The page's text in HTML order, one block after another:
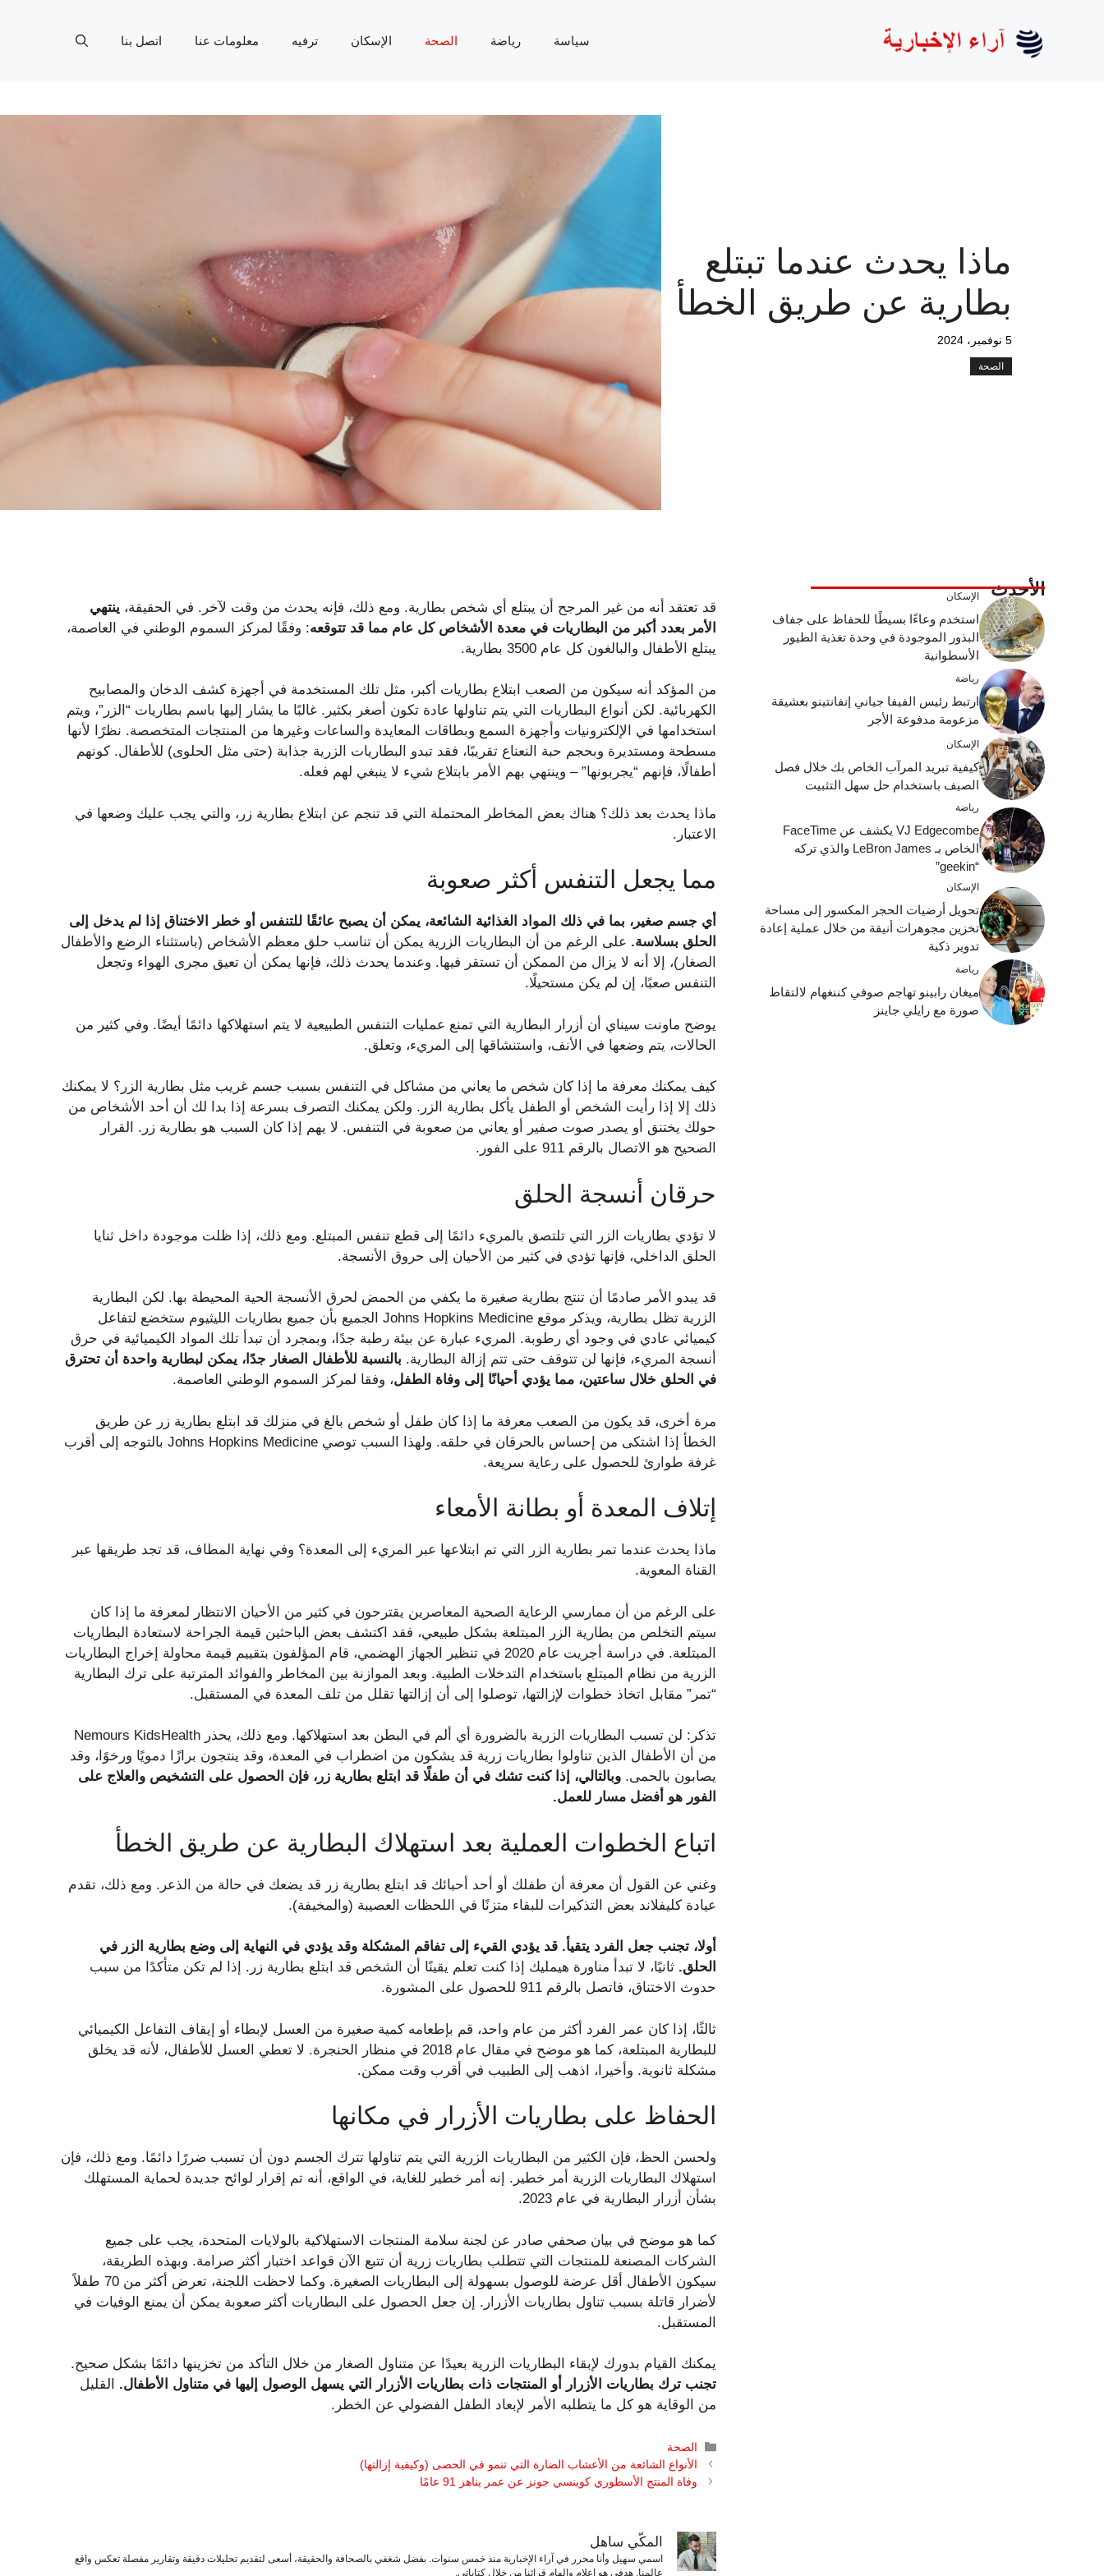
سياسة رياضة الصحة الإسكان ترفيه معلومات عنا اتصل بنا
ماذا يحدث عندما تبتلع
بطارية عن طريق الخطأ
5 نوفمبر، 2024
الصحة
قد تعتقد أنه من غير المرجح أن يبتلع أي شخص بطارية. ومع ذلك، فإنه يحدث من وقت لآخر. في الحقيقة، ينتهي
الأمر بعدد أكبر من البطاريات في معدة الأشخاص كل عام مما قد تتوقعه: وفقًا لمركز السموم الوطني في العاصمة،
يبتلع الأطفال والبالغون كل عام 3500 بطارية.
من المؤكد أنه سيكون من الصعب ابتلاع بطاريات أكبر، مثل تلك المستخدمة في أجهزة كشف الدخان والمصابيح
الكهربائية. لكن أنواع البطاريات التي يتم تناولها عادة تكون أصغر بكثير. غالبًا ما يشار إليها باسم بطاريات “الزر”، ويتم
استخدامها في الإلكترونيات وأجهزة السمع وبطاقات المعايدة والساعات وغيرها من المنتجات المتخصصة. نظرًا لأنها
مسطحة ومستديرة وبحجم حبة النعناع تقريبًا، فقد تبدو البطاريات الزرية جذابة (حتى مثل الحلوى) للأطفال. كونهم
أطفالًا، فإنهم “يجربونها” – وينتهي بهم الأمر بابتلاع شيء لا ينبغي لهم فعله.
ماذا يحدث بعد ذلك؟ هناك بعض المخاطر المحتملة التي قد تنجم عن ابتلاع بطارية زر، والتي يجب عليك وضعها في
الاعتبار.
مما يجعل التنفس أكثر صعوبة
أي جسم صغير، بما في ذلك المواد الغذائية الشائعة، يمكن أن يصبح عائقًا للتنفس أو خطر الاختناق إذا لم يدخل إلى
الحلق بسلاسة. على الرغم من أن البطاريات الزرية يمكن أن تناسب حلق معظم الأشخاص (باستثناء الرضع والأطفال
الصغار)، إلا أنه لا يزال من الممكن أن تستقر فيها. وعندما يحدث ذلك، فإنها يمكن أن تعيق مجرى الهواء وتجعل
التنفس صعبًا، إن لم يكن مستحيلًا.
يوضح ماونت سيناي أن أزرار البطارية التي تمنع عمليات التنفس الطبيعية لا يتم استهلاكها دائمًا أيضًا. وفي كثير من
الحالات، يتم وضعها في الأنف، واستنشاقها إلى المريء، وتعلق.
كيف يمكنك معرفة ما إذا كان شخص ما يعاني من مشاكل في التنفس بسبب جسم غريب مثل بطارية الزر؟ لا يمكنك
ذلك إلا إذا رأيت الشخص أو الطفل يأكل بطارية الزر. ولكن يمكنك التصرف بسرعة إذا بدا لك أن أحد الأشخاص من
حولك يختنق أو يصدر صوت صفير أو يعاني من صعوبة في التنفس. لا يهم إذا كان السبب هو بطارية زر. القرار
الصحيح هو الاتصال بالرقم 911 على الفور.
حرقان أنسجة الحلق
لا تؤدي بطاريات الزر التي تلتصق بالمريء دائمًا إلى قطع تنفس المبتلع. ومع ذلك، إذا ظلت موجودة داخل ثنايا
الحلق الداخلي، فإنها تؤدي في كثير من الأحيان إلى حروق الأنسجة.
قد يبدو الأمر صادمًا أن تنتج بطارية صغيرة ما يكفي من الحمض لحرق الأنسجة الحية المحيطة بها. لكن البطارية
الزرية تظل بطارية، ويذكر موقع Johns Hopkins Medicine الجميع بأن جميع بطاريات الليثيوم ستخضع لتفاعل
كيميائي عادي في وجود أي رطوبة. المريء عبارة عن بيئة رطبة جدًا، وبمجرد أن تبدأ تلك المواد الكيميائية في حرق
أنسجة المريء، فإنها لن تتوقف حتى تتم إزالة البطارية. بالنسبة للأطفال الصغار جدًا، يمكن لبطارية واحدة أن تحترق
في الحلق خلال ساعتين، مما يؤدي أحيانًا إلى وفاة الطفل، وفقا لمركز السموم الوطني العاصمة.
مرة أخرى، قد يكون من الصعب معرفة ما إذا كان طفل أو شخص بالغ في منزلك قد ابتلع بطارية زر عن طريق
الخطأ إذا اشتكى من إحساس بالحرقان في حلقه. ولهذا السبب توصي Johns Hopkins Medicine بالتوجه إلى أقرب
غرفة طوارئ للحصول على رعاية سريعة.
إتلاف المعدة أو بطانة الأمعاء
ماذا يحدث عندما تمر بطارية الزر التي تم ابتلاعها عبر المريء إلى المعدة؟ وفي نهاية المطاف، قد تجد طريقها عبر
القناة المعوية.
على الرغم من أن ممارسي الرعاية الصحية المعاصرين يقترحون في كثير من الأحيان الانتظار لمعرفة ما إذا كان
سيتم التخلص من بطارية الزر المبتلعة بشكل طبيعي، فقد اكتشف بعض الباحثين قيمة الجراحة لاستعادة البطاريات
المبتلعة. في دراسة أجريت عام 2020 في تنظير الجهاز الهضمي، قام المؤلفون بتقييم قيمة محاولة إخراج البطاريات
الزرية من نظام المبتلع باستخدام التدخلات الطبية. وبعد الموازنة بين المخاطر والفوائد المترتبة على ترك البطارية
“تمر” مقابل اتخاذ خطوات لإزالتها، توصلوا إلى أن إزالتها تقلل من تلف المعدة في المستقبل.
تذكر: لن تسبب البطاريات الزرية بالضرورة أي ألم في البطن بعد استهلاكها. ومع ذلك، يحذر Nemours KidsHealth
من أن الأطفال الذين تناولوا بطاريات زرية قد يشكون من اضطراب في المعدة، وقد ينتجون برازًا دمويًا ورخوًا، وقد
يصابون بالحمى. وبالتالي، إذا كنت تشك في أن طفلًا قد ابتلع بطارية زر، فإن الحصول على التشخيص والعلاج على
الفور هو أفضل مسار للعمل.
اتباع الخطوات العملية بعد استهلاك البطارية عن طريق الخطأ
وغني عن القول أن معرفة أن طفلك أو أحد أحبائك قد ابتلع بطارية زر قد يضعك في حالة من الذعر. ومع ذلك، تقدم
عيادة كليفلاند بعض التذكيرات للبقاء متزنًا في اللحظات العصيبة (والمخيفة).
أولا، تجنب جعل الفرد يتقيأ. قد يؤدي القيء إلى تفاقم المشكلة وقد يؤدي في النهاية إلى وضع بطارية الزر في
الحلق. ثانيًا، لا تبدأ مناورة هيمليك إذا كنت تعلم يقينًا أن الشخص قد ابتلع بطارية زر. إذا لم تكن متأكدًا من سبب
حدوث الاختناق، فاتصل بالرقم 911 للحصول على المشورة.
ثالثًا، إذا كان عمر الفرد أكثر من عام واحد، قم بإطعامه كمية صغيرة من العسل لإبطاء أو إيقاف التفاعل الكيميائي
للبطارية المبتلعة، كما هو موضح في مقال عام 2018 في منظار الحنجرة. لا تعطي العسل للأطفال، لأنه قد يخلق
مشكلة ثانوية. وأخيرا، اذهب إلى الطبيب في أقرب وقت ممكن.
الحفاظ على بطاريات الأزرار في مكانها
ولحسن الحظ، فإن الكثير من البطاريات الزرية التي يتم تناولها تترك الجسم دون أن تسبب ضررًا دائمًا. ومع ذلك، فإن
استهلاك البطاريات الزرية أمر خطير. إنه أمر خطير للغاية، في الواقع، أنه تم إقرار لوائح جديدة لحماية المستهلك
بشأن أزرار البطارية في عام 2023.
كما هو موضح في بيان صحفي صادر عن لجنة سلامة المنتجات الاستهلاكية بالولايات المتحدة، يجب على جميع
الشركات المصنعة للمنتجات التي تتطلب بطاريات زرية أن تتبع الآن قواعد اختبار أكثر صرامة. وبهذه الطريقة،
سيكون الأطفال أقل عرضة للوصول بسهولة إلى البطاريات الصغيرة. وكما لاحظت اللجنة، تعرض أكثر من 70 طفلاً
لأضرار قاتلة بسبب تناول بطاريات الأزرار. إن جعل الحصول على البطاريات أكثر صعوبة يمكن أن يمنع الوفيات في
المستقبل.
يمكنك القيام بدورك لإبقاء البطاريات الزرية بعيدًا عن متناول الصغار من خلال التأكد من تخزينها دائمًا بشكل صحيح.
تجنب ترك بطاريات الأزرار أو المنتجات ذات بطاريات الأزرار التي يسهل الوصول إليها في متناول الأطفال. القليل
من الوقاية هو كل ما يتطلبه الأمر لإبعاد الطفل الفضولي عن الخطر.
التصنيفات
الصحة
الأنواع الشائعة من الأعشاب الضارة التي تنمو في الحصى (وكيفية إزالتها)
وفاة المنتج الأسطوري كوينسي جونز عن عمر يناهز 91 عامًا
المكّي ساهل
اسمي سهيل وأنا محرر في آراء الإخبارية منذ خمس سنوات. بفضل شغفي بالصحافة والحقيقة، أسعى لتقديم تحليلات دقيقة وتقارير مفصلة تعكس واقع
عالمنا. هدفي هو إعلام وإلهام قرائنا من خلال كتاباتي.
الأحدث الإسكان
استخدم وعاءًا بسيطًا للحفاظ على جفاف
البذور الموجودة في وحدة تغذية الطيور
الأسطوانية
رياضة
ارتبط رئيس الفيفا جياني إنفانتينو بعشيقة
مزعومة مدفوعة الأجر
الإسكان
كيفية تبريد المرآب الخاص بك خلال فصل
الصيف باستخدام حل سهل التثبيت
رياضة
VJ Edgecombe يكشف عن FaceTime
الخاص بـ LeBron James والذي تركه
“geekin”
الإسكان
تحويل أرضيات الحجر المكسور إلى مساحة
تخزين مجوهرات أنيقة من خلال عملية إعادة
تدوير ذكية
رياضة
ميغان رابينو تهاجم صوفي كننغهام لالتقاط
صورة مع رايلي جاينز